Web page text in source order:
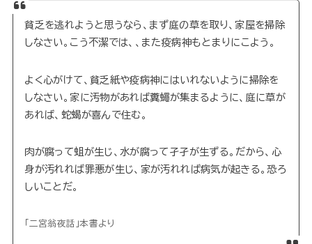
貧乏を逃れようと思うなら、まず庭の草を取り、家屋を掃除
しなさい。こう不潔では、、また疫病神もとまりにこよう。
よく心がけて、貧乏紙や疫病神にはいれないように掃除を
しなさい。家に汚物があれば糞蠅が集まるように、庭に草が
あれば、蛇蝎が喜んで住む。
肉が腐って蛆が生じ、水が腐って孑孑が生ずる。だから、心
身が汚れれば罪悪が生じ、家が汚れれば病気が起きる。恐ろ
しいことだ。
「二宮翁夜話」本書より